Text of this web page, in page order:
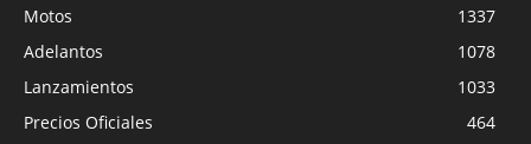
Motos
1337
Adelantos
1078
Lanzamientos
1033
Precios Oficiales
464